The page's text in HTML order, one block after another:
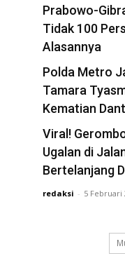
redaksi - 23
Prabowo-
Tidak 100
Alasannya
redaksi - 22 Februari
Polda Metro
Tamara
Kematian
redaksi - 12
Viral!
Ugalan di
Bertelanjang
redaksi - 5 Februari